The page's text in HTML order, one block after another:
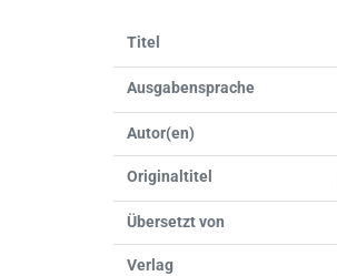
Titel
Ausgabensprache
Autor(en)
Originaltitel
Übersetzt von
Verlag